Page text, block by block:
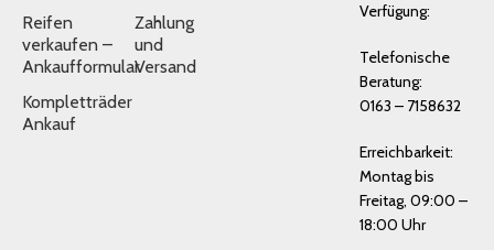
Reifen
verkaufen –
Ankaufformular
Kompletträder
Ankauf
Zahlung
und
Versand
Verfügung:
Telefonische
Beratung:
0163 – 7158632
Erreichbarkeit:
Montag bis
Freitag, 09:00 –
18:00 Uhr